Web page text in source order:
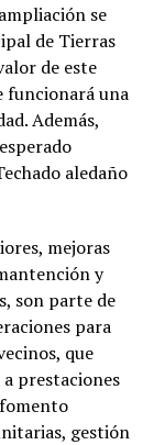
se
de Tierras
de este
una
Además,
aledaño
mejoras
y
son parte de
para
que
prestaciones
gestión